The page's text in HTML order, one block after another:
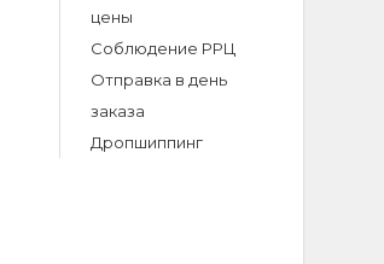
цены
Соблюдение РРЦ
Отправка в день
заказа
Дропшиппинг